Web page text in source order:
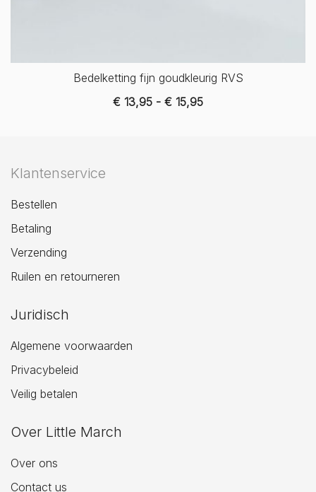
Bedelketting fijn goudkleurig RVS
€ 13,95 - € 15,95Prijsklasse:
Klantenservice
Bestellen
Betaling
Verzending
Ruilen en retourneren
Juridisch
Algemene voorwaarden
Privacybeleid
Veilig betalen
Over Little March
Over ons
Contact us